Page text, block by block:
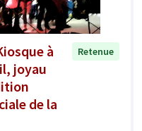
à
joyau
de la
Retenue